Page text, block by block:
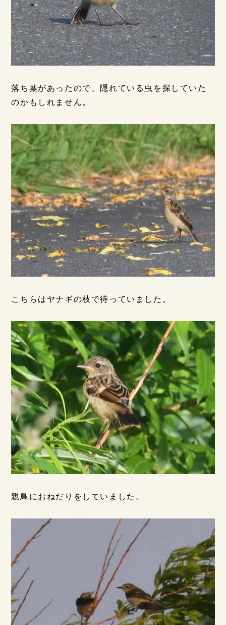
落ち葉があったので、隠れている虫を探していた
のかもしれません。
こちらはヤナギの枝で待っていました。
親鳥におねだりをしていました。